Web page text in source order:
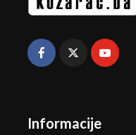
Informacije